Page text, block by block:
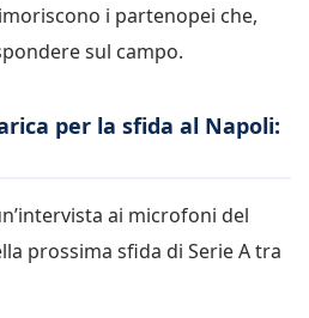
i partenopei che,
sul campo.
per la sfida al Napoli:
ai microfoni del
prossima sfida di Serie A tra